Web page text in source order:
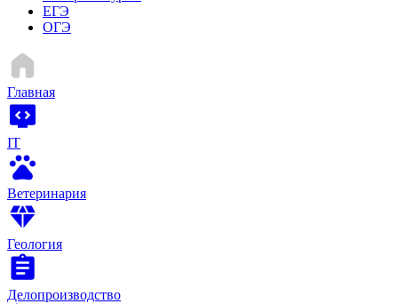
ЕГЭ
ОГЭ
Главная
IT
Ветеринария
Геология
Делопроизводство